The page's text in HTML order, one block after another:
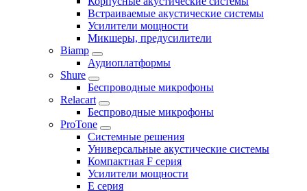
Встраиваемые акустические системы
Усилители мощности
Микшеры, предусилители
Biamp
Аудиоплатформы
Shure
Беспроводные микрофоны
Relacart
Беспроводные микрофоны
ProTone
Системные решения
Универсальные акустические системы
Компактная F серия
Усилители мощности
E серия